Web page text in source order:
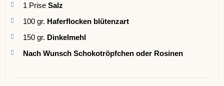
1 Prise Salz
100 gr. Haferflocken blütenzart
150 gr. Dinkelmehl
Nach Wunsch Schokotröpfchen oder Rosinen